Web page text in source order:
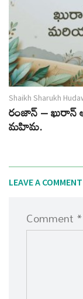
Shaikh Sharukh
రంజాన్ –
మహిమ.
LEAVE A COMMENT
Comment *